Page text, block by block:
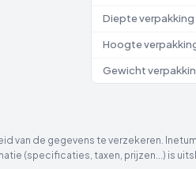
Diepte verpakking
Hoogte
Gewicht
van de gegevens te verzekeren.
(specificaties, taxen, prijzen...) is